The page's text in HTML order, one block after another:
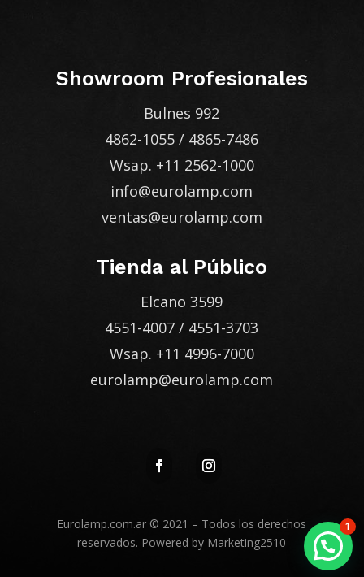
Showroom Profesionales
Bulnes 992
4862-1055 / 4865-7486
Wsap. +11 2562-1000
info@eurolamp.com
ventas@eurolamp.com
Tienda al Público
Elcano 3599
4551-4007 / 4551-3703
Wsap. +11 4996-7000
eurolamp@eurolamp.com
Eurolamp.com.ar © 2021 – Todos los derechos
reservados. Powered by Marketing2510
1
Enviá tu consulta